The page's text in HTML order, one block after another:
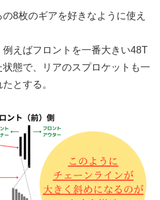
8枚のギアを好きなように使え
えばフロントを一番大きい48T
態で、リアのスプロケットも一
とする。